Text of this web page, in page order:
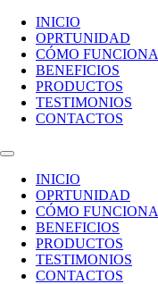
contenido
INICIO
OPRTUNIDAD
CÓMO FUNCIONA
BENEFICIOS
PRODUCTOS
TESTIMONIOS
CONTACTOS
INICIO
OPRTUNIDAD
CÓMO FUNCIONA
BENEFICIOS
PRODUCTOS
TESTIMONIOS
CONTACTOS